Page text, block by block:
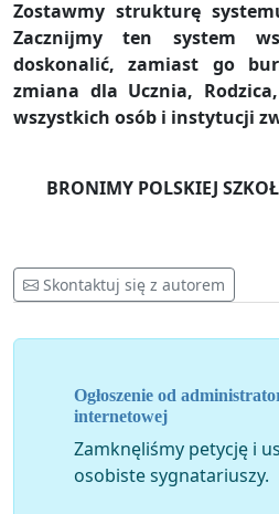
Zostawmy strukturę
Zacznijmy ten system
doskonalić, zamiast go
zmiana dla Ucznia,
wszystkich osób i instytucji
BRONIMY POLSKIEJ
Skontaktuj się z autorem
Ogłoszenie od
internetowej
Zamknęliśmy petycję i
osobiste sygnatariuszy.